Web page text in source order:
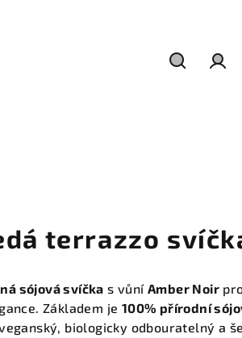
terrazzo
sójová svíčka s vůníAmber Noir
Základem je 100% přírodní
biologicky odbouratelný a